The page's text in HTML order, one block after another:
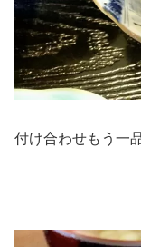
付け合わせもう一